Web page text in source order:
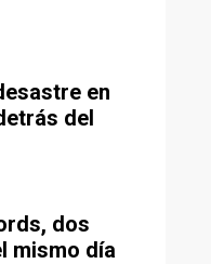
en
del
dos
mismo día